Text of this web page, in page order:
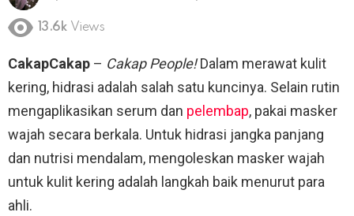
13.6k Views
CakapCakap – Cakap People!Dalam merawat kulit
kering, hidrasi adalah salah satu kuncinya. Selain rutin
mengaplikasikan serum dan pelembap, pakai masker
wajah secara berkala. Untuk hidrasi jangka panjang
dan nutrisi mendalam, mengoleskan masker wajah
untuk kulit kering adalah langkah baik menurut para
ahli.